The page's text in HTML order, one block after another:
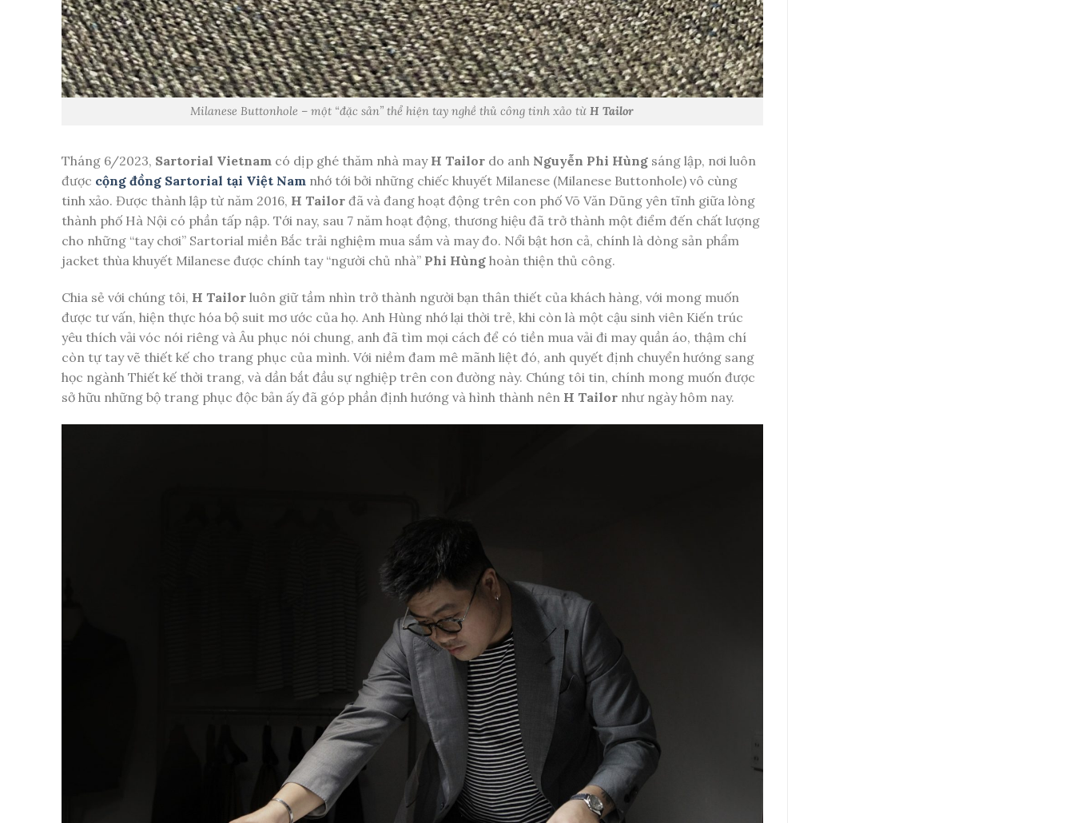
Milanese Buttonhole – một “đặc sản” thể hiện tay nghề thủ công tinh xảo từH Tailor
Tháng 6/2023, Sartorial Vietnam có dịp ghé thăm nhà may H Tailor do anh Nguyễn Phi Hùng sáng lập, nơi luôn
được cộng đồng Sartorial tại Việt Nam nhớ tới bởi những chiếc khuyết Milanese (Milanese Buttonhole) vô cùng
tinh xảo. Được thành lập từ năm 2016, H Tailor đã và đang hoạt động trên con phố Võ Văn Dũng yên tĩnh giữa lòng
thành phố Hà Nội có phần tấp nập. Tới nay, sau 7 năm hoạt động, thương hiệu đã trở thành một điểm đến chất lượng
cho những “tay chơi” Sartorial miền Bắc trải nghiệm mua sắm và may đo. Nổi bật hơn cả, chính là dòng sản phẩm
jacket thùa khuyết Milanese được chính tay “người chủ nhà” Phi Hùng hoàn thiện thủ công.
Chia sẻ với chúng tôi, H Tailor luôn giữ tầm nhìn trở thành người bạn thân thiết của khách hàng, với mong muốn
được tư vấn, hiện thực hóa bộ suit mơ ước của họ. Anh Hùng nhớ lại thời trẻ, khi còn là một cậu sinh viên Kiến trúc
yêu thích vải vóc nói riêng và Âu phục nói chung, anh đã tìm mọi cách để có tiền mua vải đi may quần áo, thậm chí
còn tự tay vẽ thiết kế cho trang phục của mình. Với niềm đam mê mãnh liệt đó, anh quyết định chuyển hướng sang
học ngành Thiết kế thời trang, và dần bắt đầu sự nghiệp trên con đường này. Chúng tôi tin, chính mong muốn được
sở hữu những bộ trang phục độc bản ấy đã góp phần định hướng và hình thành nên H Tailor như ngày hôm nay.